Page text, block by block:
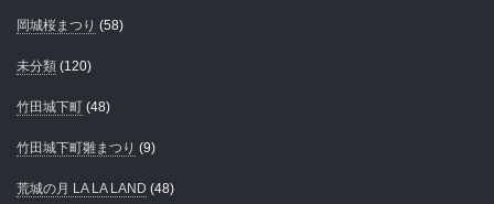
岡城桜まつり (58)
未分類 (120)
竹田城下町 (48)
竹田城下町雛まつり (9)
荒城の月 LA LA LAND (48)